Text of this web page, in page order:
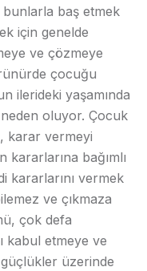
bunlarla baş etmek
için genelde
ve çözmeye
çocuğu
ilerideki yaşamında
oluyor. Çocuk
karar vermeyi
bağımlı
kararlarını vermek
ve çıkmaza
çok defa
kabul etmeye ve
güçlükler üzerinde